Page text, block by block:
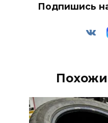
Подпишись